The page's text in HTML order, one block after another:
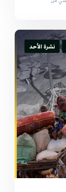
نشرة الأحد